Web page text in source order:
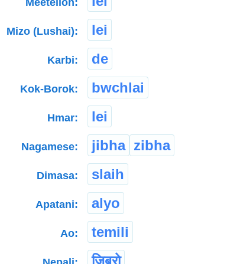
Meeteilon:
Mizo (Lushai): lei
Karbi: de
Kok-Borok: bwchlai
Hmar: lei
Nagamese: jibha zibha
Dimasa: slaih
Apatani: alyo
Ao: temili